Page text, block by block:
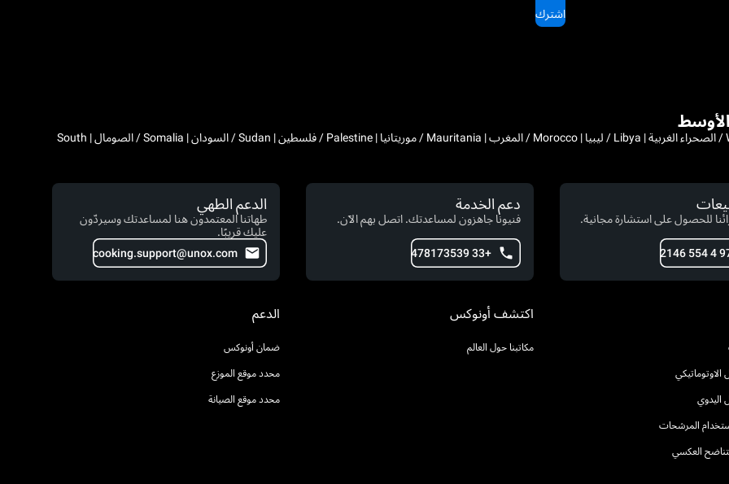
اشترك
Algeria / الجزائر | Djibouti / جيبوتي | Egypt / مصر | Western Sahara / الصحراء الغربية | Libya / ليبيا | Morocco / المغرب | Mauritania / موريتانيا | Palestine / فلسطين | Sudan / السودان | Somalia / الصومال | South
للحصول على استشارة مجانية.
دعم الخدمة
فنيونا جاهزون لمساعدتك. اتصل بهم الآن.
+33 478173539
الدعم الطهي
طهاتنا المعتمدون هنا لمساعدتك وسيردّون
عليك قريبًا.
cooking.support@unox.com
اليدوي
المرشحات
العكسي
اكتشف أونوكس
مكاتبنا حول العالم
الدعم
ضمان أونوكس
محدد موقع الموزع
محدد موقع الصيانة